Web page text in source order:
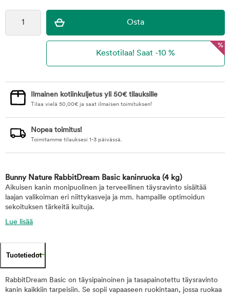
%
Ilmainen kotiinkuljetus yli 50€ tilauksille
Tilaa vielä 50,00€ ja saat ilmaisen toimituksen!
Nopea toimitus!
Toimitamme tilauksesi 1-3 päivässä.
Bunny Nature RabbitDream Basic kaninruoka (4 kg)
Aikuisen kanin monipuolinen ja terveellinen täysravinto sisältää
laajan valikoiman eri niittykasveja ja mm. hampaille optimoidun
sekoituksen tärkeitä kuituja.
Lue lisää
Tuotetiedot
RabbitDream Basic on täysipainoinen ja tasapainotettu täysravinto
kanin kaikkiin tarpeisiin. Se sopii vapaaseen ruokintaan, jossa ruokaa